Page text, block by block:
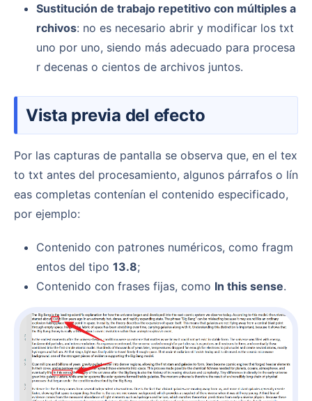
Sustitución de trabajo repetitivo con múltiples a
rchivos: no es necesario abrir y modificar los txt
uno por uno, siendo más adecuado para procesa
r decenas o cientos de archivos juntos.
Vista previa del efecto
Por las capturas de pantalla se observa que, en el tex
to txt antes del procesamiento, algunos párrafos o lín
eas completas contenían el contenido especificado,
por ejemplo:
Contenido con patrones numéricos, como fragm
entos del tipo 13.8;
Contenido con frases fijas, como In this sense.